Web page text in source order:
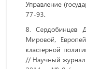
Управление
77-93.
Сердобинцев
Мировой,
кластерной
// Научный журнал